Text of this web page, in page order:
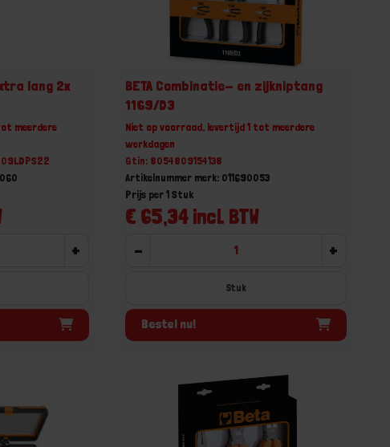
lang 2x
meerdere
+
BETA Combinatie- en zijkniptang
1169/D3
Niet op voorraad, levertijd 1 tot meerdere
werkdagen
Gtin: 8054809154138
Artikelnummer merk: 011690053
€ 65,34 incl. BTW
Prijs per 1 Stuk
- +
Stuk
Bestel nu!